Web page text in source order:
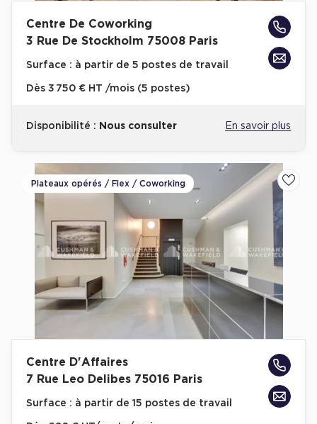
Centre De Coworking
3 Rue De Stockholm 75008 Paris
Surface : à partir de 5 postes de travail
Dès 3 750 € HT /mois (5 postes)
Disponibilité : Nous consulter En savoir plus
Plateaux opérés / Flex / Coworking
Centre D'Affaires
7 Rue Leo Delibes 75016 Paris
Surface : à partir de 15 postes de travail